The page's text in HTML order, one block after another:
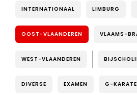
INTERNATIONAAL LIMBURG
OOST-VLAANDEREN VLAAMS-
WEST-VLAANDEREN
DIVERSE EXAMEN G-KARATE